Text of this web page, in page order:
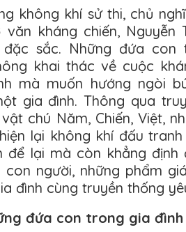
không khí sử thi, chủ
văn kháng chiến,
sắc. Những đứa
khai thác về cuộc
mà muốn hướng ngòi
gia đình. Thông qua
chú Năm, Chiến, Việt,
lại không khí đấu
để lại mà còn khẳng
người, những phẩm
đình cùng truyền thống
đứa con trong gia